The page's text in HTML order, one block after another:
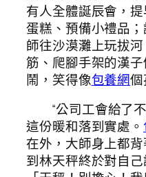
有人全體誕辰會，
蛋糕、預備小禮品；
師往沙漠灘上玩拔
筋、爬腳手架的漢
鬧，笑得像包養網個
“公司工會給了
這份暖和落到實處。
在外，大師身上都
到林天秤終於對自